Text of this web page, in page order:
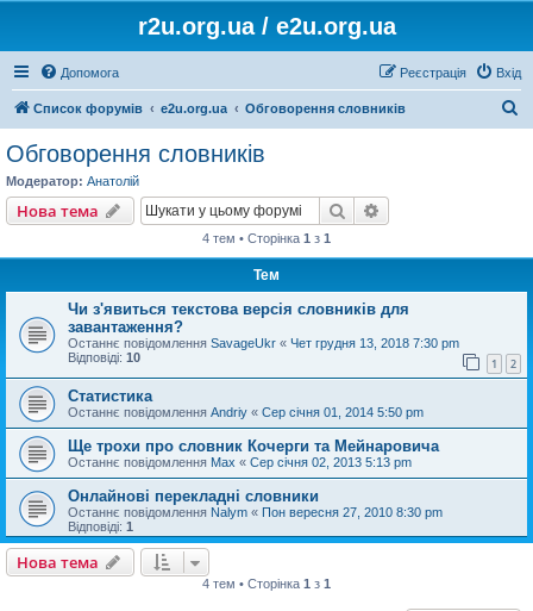
r2u.org.ua / e2u.org.ua
Допомога Вхід
Реєстрація
Список форумів e2u.org.ua Обговорення словників
Обговорення словників
Модератор: Анатолій
Нова тема Пошук
4 тем • Сторінка 1 з 1
Тем
Чи з'явиться текстова версія словників для
завантаження?
Останнє повідомлення SavageUkr « Чет грудня 13, 2018 7:30 pm
Відповіді: 10 1 2
Статистика
Останнє повідомлення Andriy « Сер січня 01, 2014 5:50 pm
Ще трохи про словник Кочерги та Мейнаровича
Останнє повідомлення Max « Сер січня 02, 2013 5:13 pm
Онлайнові перекладні словники
Останнє повідомлення Nalym « Пон вересня 27, 2010 8:30 pm
Відповіді: 1
Нова тема
4 тем • Сторінка 1 з 1